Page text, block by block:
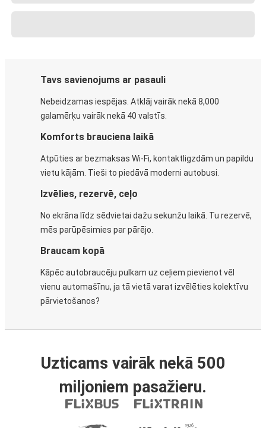
Tavs savienojums ar pasauli
Nebeidzamas iespējas. Atklāj vairāk nekā 8,000
galamērķu vairāk nekā 40 valstīs.
Komforts brauciena laikā
Atpūties ar bezmaksas Wi-Fi, kontaktligzdām un papildu
vietu kājām. Tieši to piedāvā moderni autobusi.
Izvēlies, rezervē, ceļo
No ekrāna līdz sēdvietai dažu sekunžu laikā. Tu rezervē,
mēs parūpēsimies par pārējo.
Braucam kopā
Kāpēc autobraucēju pulkam uz ceļiem pievienot vēl
vienu automašīnu, ja tā vietā varat izvēlēties kolektīvu
pārvietošanos?
Uzticams vairāk nekā 500
miljoniem pasažieru.